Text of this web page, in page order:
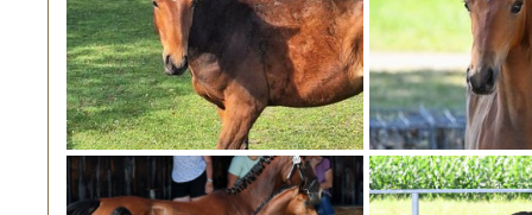
Remove Image for printing